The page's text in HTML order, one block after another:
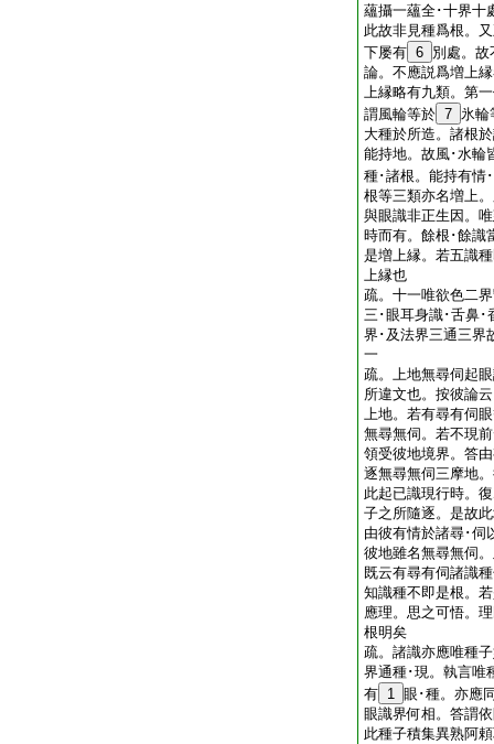
蘊攝一蘊全･十界十
此故非見種爲根。
下屡有 6 別處。
論。不應説爲増上
上縁略有九類。第
謂風輪等於 7 氷輪
大種於所造。諸根
能持地。故風･水輪
種･諸根。能持有情
根等三類亦名増上
與眼識非正生因。
時而有。餘根･餘
是増上縁。若五識
上縁也
疏。十一唯欲色二
三･眼耳身識･舌鼻･
界･及法界三通三界
一
疏。上地無尋伺起
所違文也。按彼論
上地。若有尋有伺
無尋無伺。若不現
領受彼地境界。答
逐無尋無伺三摩地
此起已識現行時。
子之所隨逐。是故
由彼有情於諸尋･伺
彼地雖名無尋無伺
既云有尋有伺諸識
知識種不即是根。
應理。思之可悟。
根明矣
疏。諸識亦應唯種
界通種･現。執言唯
有 1 眼･種。亦應
眼識界何相。答謂
此種子積集異熟阿